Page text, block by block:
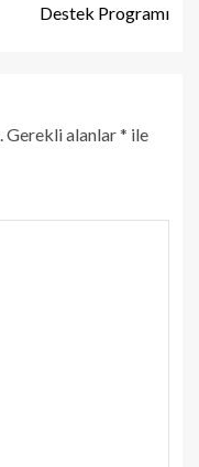
Destek Programı
Gerekli alanlar* ile